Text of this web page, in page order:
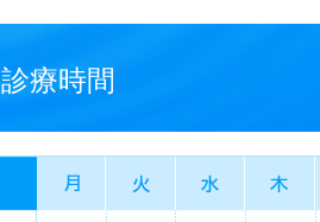
診療時間